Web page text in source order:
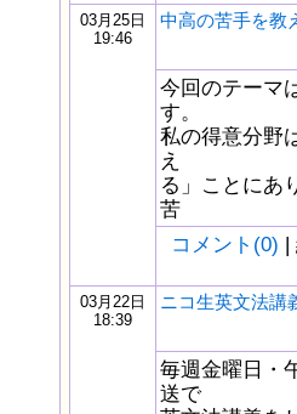
03月25日
19:46
中高の苦手を教
今回のテーマ
す。
私の得意分野
え
る」ことにあ
苦
コメント(0) |
03月22日
18:39
ニコ生英文法講
毎週金曜日・
送で